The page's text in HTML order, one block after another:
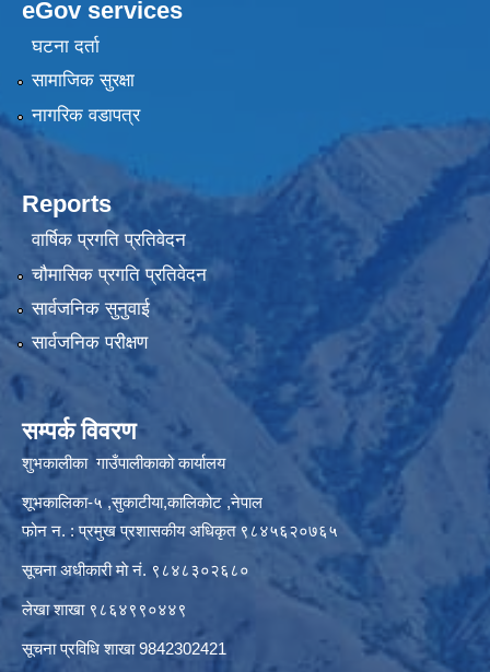
eGov services
घटना दर्ता
सामाजिक सुरक्षा
नागरिक वडापत्र
Reports
वार्षिक प्रगति प्रतिवेदन
चौमासिक प्रगति प्रतिवेदन
सार्वजनिक सुनुवाई
सार्वजनिक परीक्षण
सम्पर्क विवरण
शुभकालीका गाउँपालीकाको कार्यालय
शूभकालिका-५ ,सुकाटीया,कालिकोट ,नेपाल
फोन न. : प्रमुख प्रशासकीय अधिकृत ९८४५६२०७६५
सूचना अधीकारी माे नं. ९८४८३०२६८०
लेखा शाखा ९८६४९९०४४९
सूचना प्रविधि शाखा 9842302421